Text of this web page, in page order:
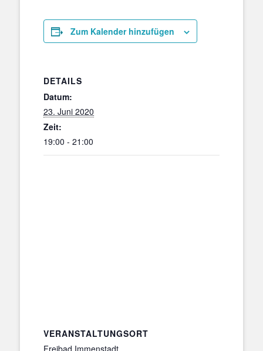
Zum Kalender hinzufügen
DETAILS
Datum:
23. Juni 2020
Zeit:
19:00 - 21:00
VERANSTALTUNGSORT
Freibad Immenstadt